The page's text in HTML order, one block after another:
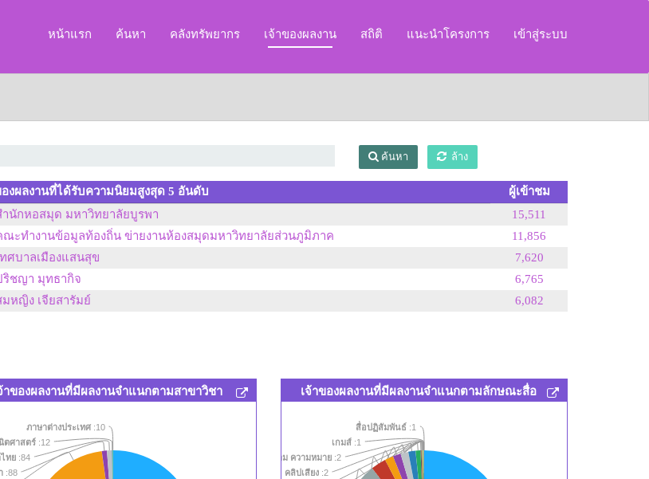
หน้าแรก ค้นหา คลังทรัพยากร เจ้าของผลงาน สถิติ แนะนำโครงการ เข้าสู่ระบบ
ค้นหา ล้าง
องผลงานที่ได้รับความนิยมสูงสุด 5 อันดับ
ผู้เข้าชม
ำนักหอสมุด มหาวิทยาลัยบูรพา
15,511
ณะทำงานข้อมูลท้องถิ่น ข่ายงานห้องสมุดมหาวิทยาลัยส่วนภูมิภาค
11,856
ทศบาลเมืองแสนสุข
7,620
ริชญา มุทธากิจ
6,765
มหญิง เจียสารัมย์ 6,082
าของผลงานที่มีผลงานจำแนกตามสาขาวิชา
:88
ทย :84
ตศาสตร์ :12
ภาษาต่างประเทศ :10
เจ้าของผลงานที่มีผลงานจำแนกตามลักษณะสื่อ
คลิปเสียง :2
คำศัพท์ คำนิยาม ความหมาย :2
เกมส์ :1
สื่อปฏิสัมพันธ์ :1